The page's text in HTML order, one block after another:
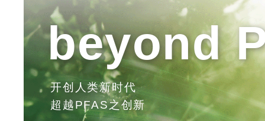
beyond
开创人类新时代
超越PFAS之创新